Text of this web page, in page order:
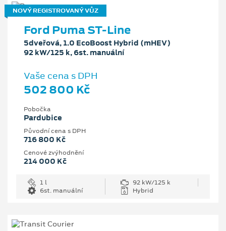
NOVÝ REGISTROVANÝ VŮZ
Ford Puma ST-Line
5dveřová, 1.0 EcoBoost Hybrid (mHEV)
92 kW/125 k, 6st. manuální
Vaše cena s DPH
502 800 Kč
Pobočka
Pardubice
Původní cena s DPH
716 800 Kč
Cenové zvýhodnění
214 000 Kč
1 l
92 kW/125 k
6st. manuální
Hybrid